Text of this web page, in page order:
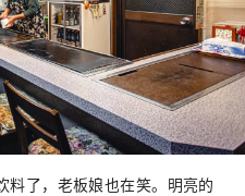
料了，老板娘也在笑。明亮的